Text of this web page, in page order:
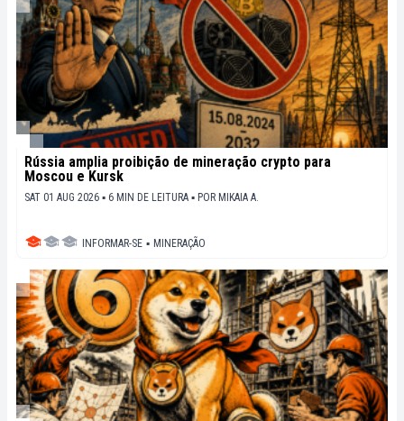
Rússia amplia proibição de mineração crypto para
Moscou e Kursk
SAT 01 AUG 2026 ▪ 6 MIN DE LEITURA ▪ POR MIKAIA A.
INFORMAR-SE ▪ MINERAÇÃO